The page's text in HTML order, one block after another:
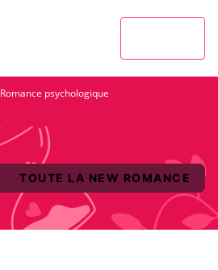
Romance psychologique ·
TOUTE LA NEW ROMANCE